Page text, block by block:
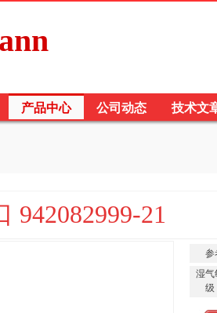
产品中心 公司动态 技术文
942082999-21
参
湿气
级